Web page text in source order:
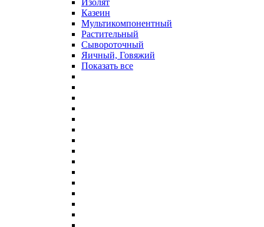
Казеин
Мультикомпонентный
Растительный
Сывороточный
Яичный, Говяжий
Показать все